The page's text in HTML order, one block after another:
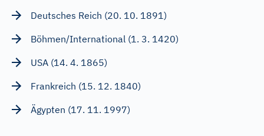
Deutsches Reich (20. 10. 1891)
Böhmen/International (1. 3. 1420)
USA (14. 4. 1865)
Frankreich (15. 12. 1840)
Ägypten (17. 11. 1997)